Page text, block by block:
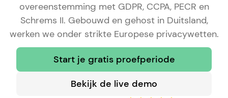
overeenstemming met GDPR, CCPA, PECR en
Schrems II. Gebouwd en gehost in Duitsland,
werken we onder strikte Europese privacywetten.
Start je gratis proefperiode
Bekijk de live demo